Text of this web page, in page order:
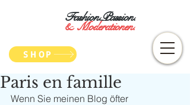
Fashion.Passion.
&Moderationen.
SHOP
Paris en famille
Wenn Sie meinen Blog öfter